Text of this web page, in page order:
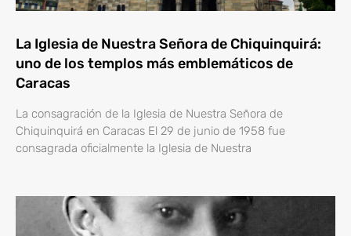
La Iglesia de Nuestra Señora de Chiquinquirá:
uno de los templos más emblemáticos de
Caracas
La consagración de la Iglesia de Nuestra Señora de
Chiquinquirá en Caracas El 29 de junio de 1958 fue
consagrada oficialmente la Iglesia de Nuestra